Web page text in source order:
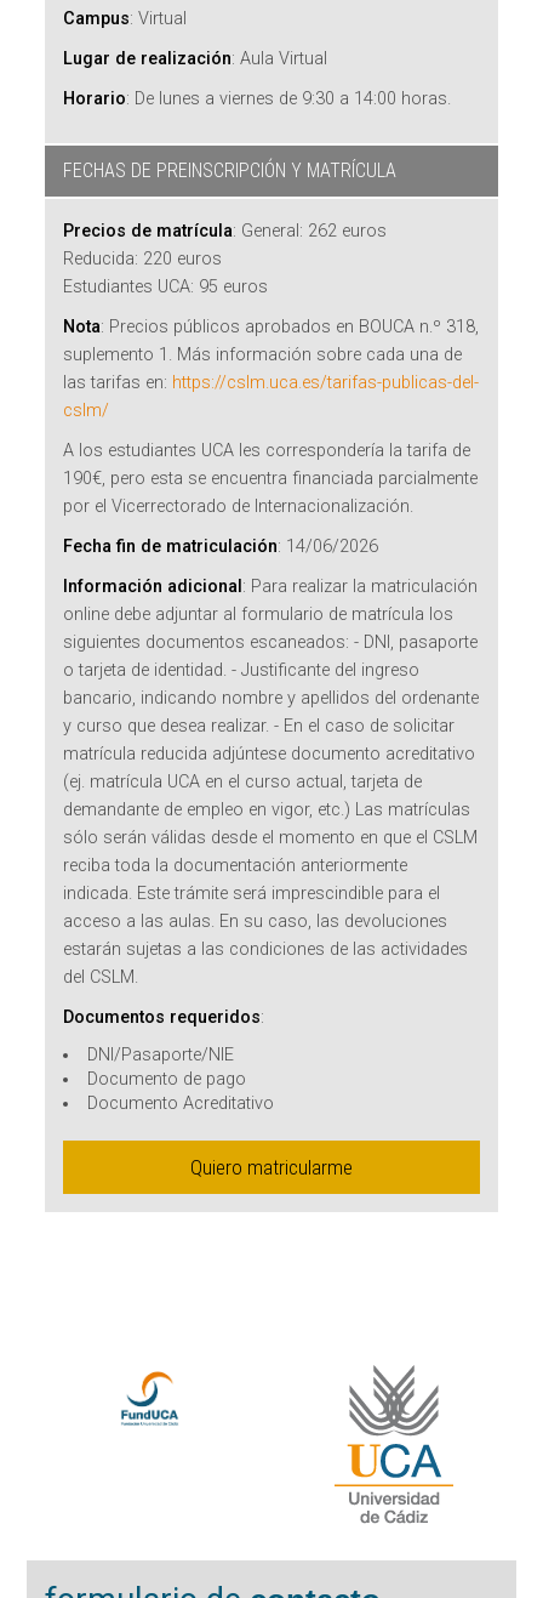
Campus:Virtual
Lugar de realización:Aula Virtual
Horario: De lunes a viernes de 9:30 a 14:00 horas.
FECHAS DE PREINSCRIPCIÓN Y MATRÍCULA
Precios de matrícula: General: 262 euros
Reducida: 220 euros
Estudiantes UCA: 95 euros
Nota: Precios públicos aprobados en BOUCA n.º 318,
suplemento 1. Más información sobre cada una de
las tarifas en: https://cslm.uca.es/tarifas-publicas-del-
cslm/
A los estudiantes UCA les correspondería la tarifa de
190€, pero esta se encuentra financiada parcialmente
por el Vicerrectorado de Internacionalización.
Fecha fin de matriculación: 14/06/2026
Información adicional: Para realizar la matriculación
online debe adjuntar al formulario de matrícula los
siguientes documentos escaneados: - DNI, pasaporte
o tarjeta de identidad. - Justificante del ingreso
bancario, indicando nombre y apellidos del ordenante
y curso que desea realizar. - En el caso de solicitar
matrícula reducida adjúntese documento acreditativo
(ej. matrícula UCA en el curso actual, tarjeta de
demandante de empleo en vigor, etc.) Las matrículas
sólo serán válidas desde el momento en que el CSLM
reciba toda la documentación anteriormente
indicada. Este trámite será imprescindible para el
acceso a las aulas. En su caso, las devoluciones
estarán sujetas a las condiciones de las actividades
del CSLM.
Documentos requeridos:
DNI/Pasaporte/NIE
Documento de pago
Documento Acreditativo
Quiero matricularme